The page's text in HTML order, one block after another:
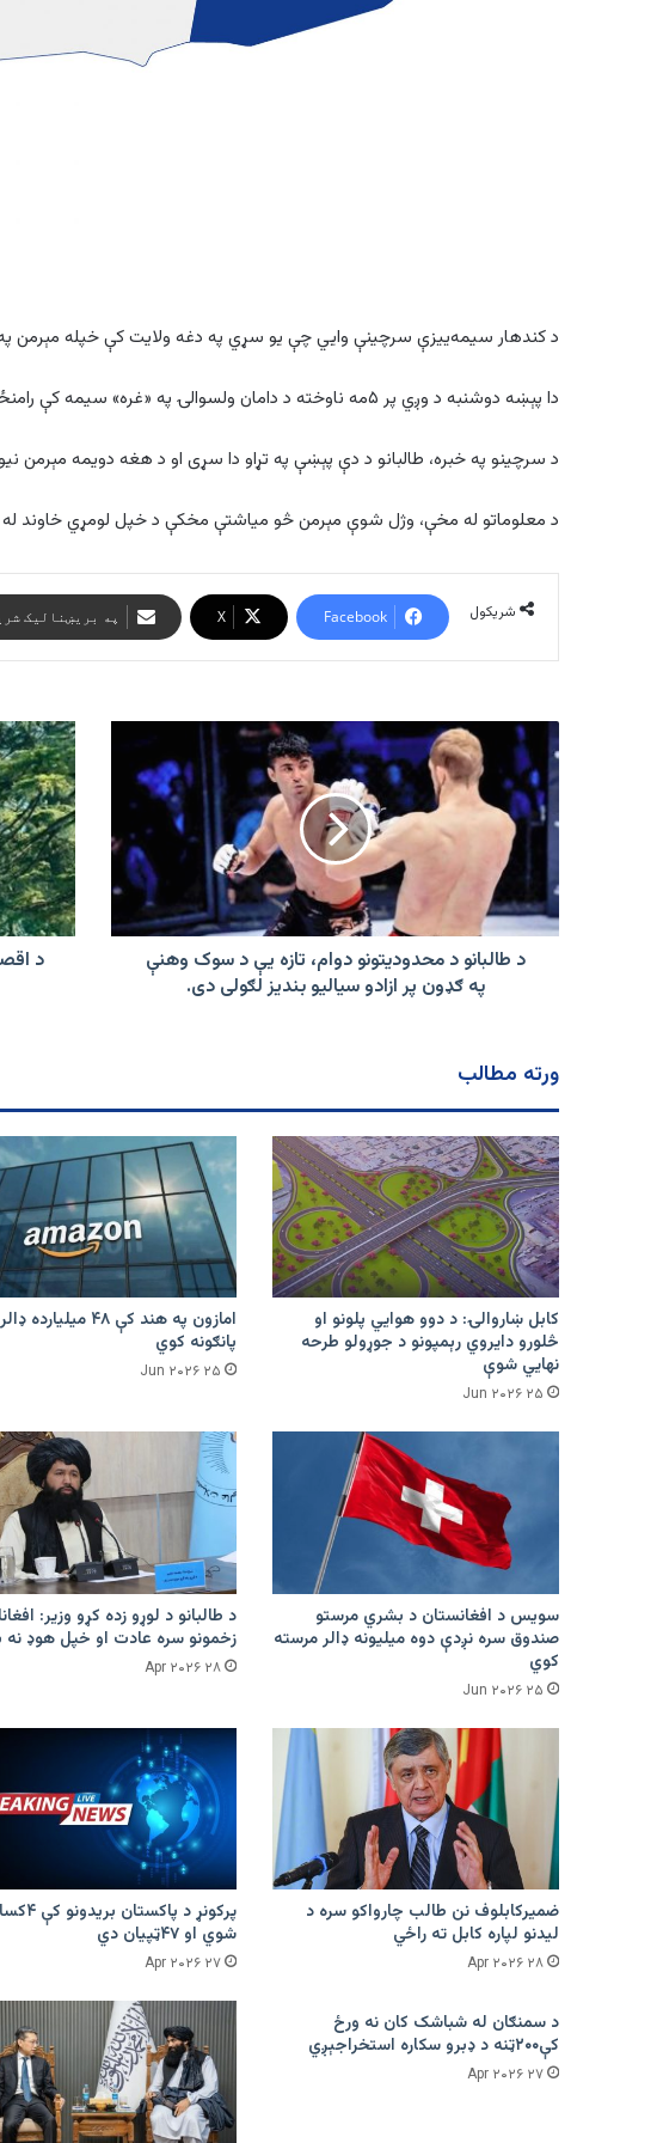
د کندهار سیمه‌ییزې سرچینې وايي چې یو سړي په دغه ولایت کې خپله مېرمن په
دا پېښه دوشنبه د وږي پر ۵مه ناوخته د دامان ولسوالۍ په «غره» سیمه کې رامنځته شوې ده.
د سرچينو په خبره، طالبانو د دې پېښې په تړاو دا سړى او د هغه دويمه مېرمن
د معلوماتو له مخې، وژل شوې مېرمن څو میاشتې مخکې د خپل لومړي خاوند
شریکول Facebook
X په بریښنالیک
د
طالبانو
د
محدودیتونو
دوام،
یې
د
سوک
سیالیو
بندیز
لګولی
دی.
د طالبانو د محدودیتونو دوام، تازه یې د سوک وهنې
په ګډون پر ازادو سیالیو بندیز لګولی دی.
د
اقصی
جومات
په
اړه
د
اسرائیلو
څرګندونو
ته
طالبانو
د
ورته مطالب
کابل ښاروالۍ: د دوو هوايي پلونو او
څلورو دایروي رېمپونو د جوړولو طرحه
نهایي شوې
۲۵ Jun ۲۰۲۶
امازون په هند کې ۴۸ میلیارده
پانګونه کوي
۲۵ Jun ۲۰۲۶
سویس د افغانستان د بشري مرستو
صندوق سره نږدې دوه میلیونه ډالر مرسته
کوي
۲۵ Jun ۲۰۲۶
د طالبانو د لوړو زده کړو وزیر:
زخمونو سره عادت او خپل هوډ نه
۲۸ Apr ۲۰۲۶
ضمیرکابلوف نن طالب چارواکو سره د
لیدنو لپاره کابل ته راځي
۲۸ Apr ۲۰۲۶
پرکونړ د
شوي او ۴۷ټپیان دي
۲۷ Apr ۲۰۲۶
د سمنګان له شباشک کان نه ورځ
کې۲۰۰ټنه د ډبرو سکاره استخراجېږي
۲۷ Apr ۲۰۲۶